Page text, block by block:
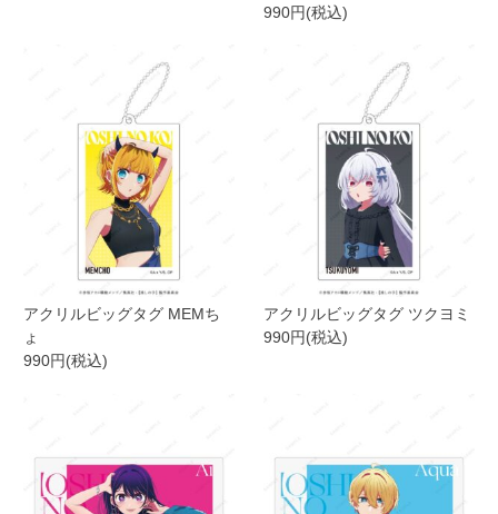
990円(税込)
アクリルビッグタグ MEMち
ょ
990円(税込)
アクリルビッグタグ ツクヨミ
990円(税込)